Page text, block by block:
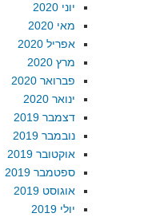
יוני 2020
מאי 2020
אפריל 2020
מרץ 2020
פברואר 2020
ינואר 2020
דצמבר 2019
נובמבר 2019
אוקטובר 2019
ספטמבר 2019
אוגוסט 2019
יולי 2019